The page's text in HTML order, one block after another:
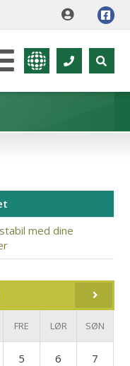
med dine
FRE LØR SØN
5 6 7